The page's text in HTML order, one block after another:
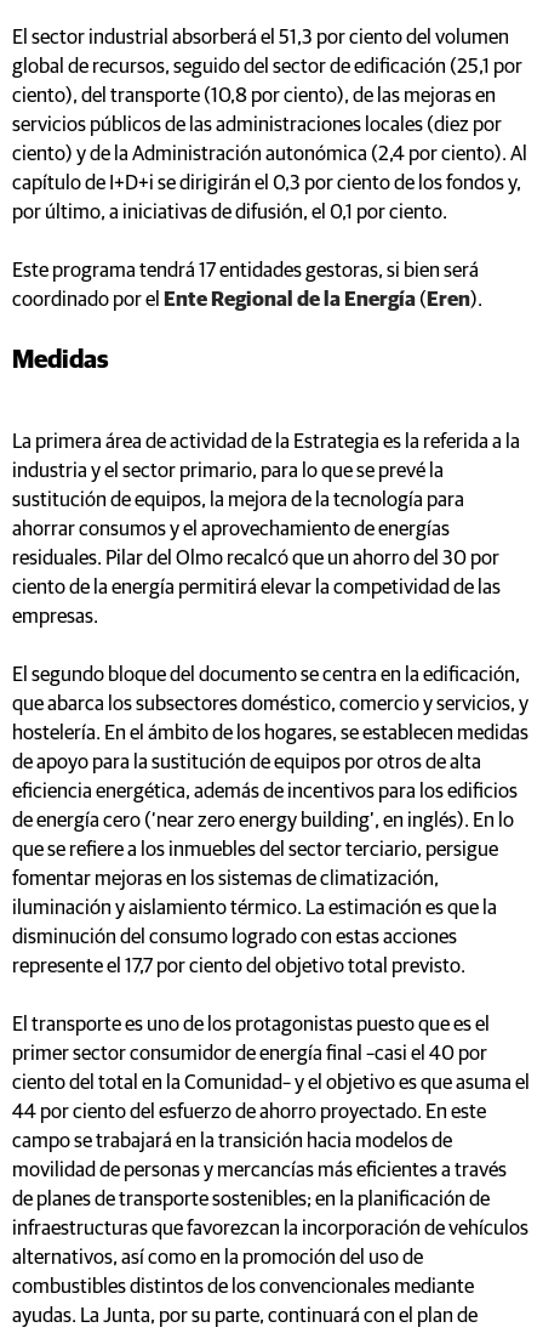
El sector industrial absorberá el 51,3 por ciento del volumen
global de recursos, seguido del sector de edificación (25,1 por
ciento), del transporte (10,8 por ciento), de las mejoras en
servicios públicos de las administraciones locales (diez por
ciento) y de la Administración autonómica (2,4 por ciento). Al
capítulo de I+D+i se dirigirán el 0,3 por ciento de los fondos y,
por último, a iniciativas de difusión, el 0,1 por ciento.
Este programa tendrá 17 entidades gestoras, si bien será
coordinado por el
Ente Regional de la Energía ( Eren).
Medidas
La primera área de actividad de la Estrategia es la referida a la
industria y el sector primario, para lo que se prevé la
sustitución de equipos, la mejora de la tecnología para
ahorrar consumos y el aprovechamiento de energías
residuales. Pilar del Olmo recalcó que un ahorro del 30 por
ciento de la energía permitirá elevar la competividad de las
empresas.
El segundo bloque del documento se centra en la edificación,
que abarca los subsectores doméstico, comercio y servicios, y
hostelería. En el ámbito de los hogares, se establecen medidas
de apoyo para la sustitución de equipos por otros de alta
eficiencia energética, además de incentivos para los edificios
de energía cero (‘near zero energy building’, en inglés). En lo
que se refiere a los inmuebles del sector terciario, persigue
fomentar mejoras en los sistemas de climatización,
iluminación y aislamiento térmico. La estimación es que la
disminución del consumo logrado con estas acciones
represente el 17,7 por ciento del objetivo total previsto.
El transporte es uno de los protagonistas puesto que es el
primer sector consumidor de energía final –casi el 40 por
ciento del total en la Comunidad– y el objetivo es que asuma el
44 por ciento del esfuerzo de ahorro proyectado. En este
campo se trabajará en la transición hacia modelos de
movilidad de personas y mercancías más eficientes a través
de planes de transporte sostenibles; en la planificación de
infraestructuras que favorezcan la incorporación de vehículos
alternativos, así como en la promoción del uso de
combustibles distintos de los convencionales mediante
ayudas. La Junta, por su parte, continuará con el plan de